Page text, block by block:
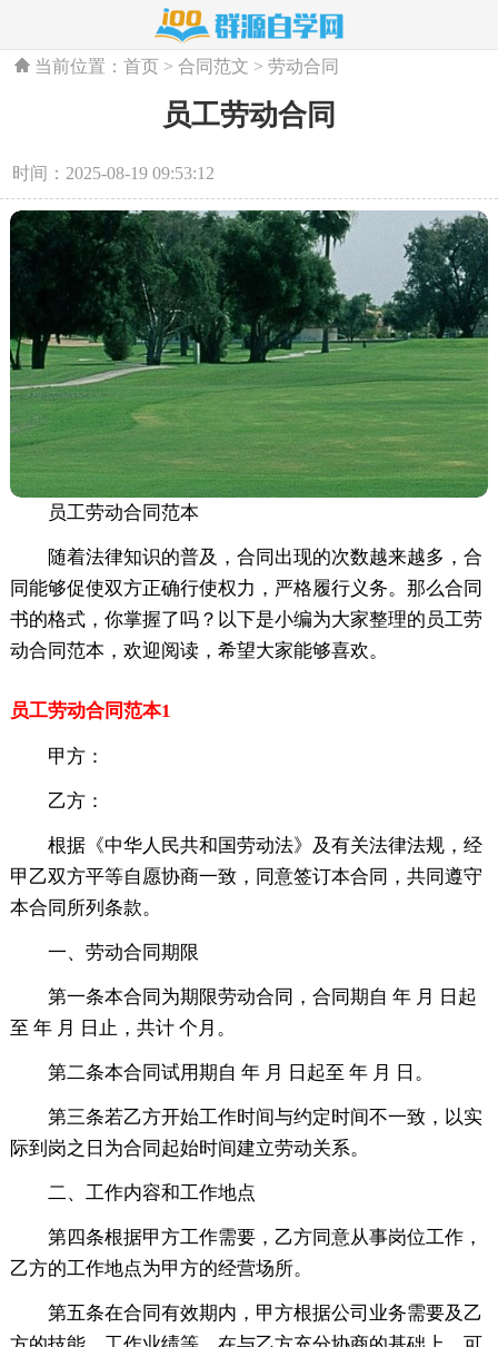
当前位置：首页 >合同范文 >劳动合同
员工劳动合同
时间：2025-08-19 09:53:12
员工劳动合同范本
随着法律知识的普及，合同出现的次数越来越多，合
同能够促使双方正确行使权力，严格履行义务。那么合同
书的格式，你掌握了吗？以下是小编为大家整理的员工劳
动合同范本，欢迎阅读，希望大家能够喜欢。
员工劳动合同范本1
甲方：
乙方：
根据《中华人民共和国劳动法》及有关法律法规，经
甲乙双方平等自愿协商一致，同意签订本合同，共同遵守
本合同所列条款。
一、劳动合同期限
第一条本合同为期限劳动合同，合同期自 年 月 日起
至 年 月 日止，共计 个月。
第二条本合同试用期自 年 月 日起至 年 月 日。
第三条若乙方开始工作时间与约定时间不一致，以实
际到岗之日为合同起始时间建立劳动关系。
二、工作内容和工作地点
第四条根据甲方工作需要，乙方同意从事岗位工作，
乙方的工作地点为甲方的经营场所。
第五条在合同有效期内，甲方根据公司业务需要及乙